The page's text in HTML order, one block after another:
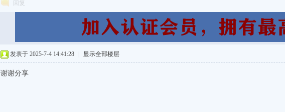
回复
发表于 2025-7-4 14:41:28 显示全部楼层
谢谢分享